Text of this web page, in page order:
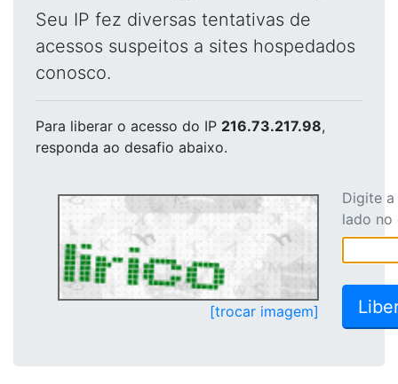
Seu IP fez diversas tentativas de
acessos suspeitos a sites hospedados
conosco.
Para liberar o acesso do IP 216.73.217.98,
responda ao desafio abaixo.
[trocar imagem]
Digite
lado no